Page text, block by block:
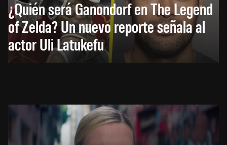
¿Quién será Ganondorf en The Legend
of Zelda? Un nuevo reporte señala al
actor Uli Latukefu